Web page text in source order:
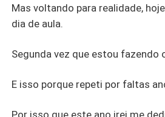
Mas voltando para realidade,
dia de aula.
Segunda vez que estou fazendo
E isso porque repeti por faltas